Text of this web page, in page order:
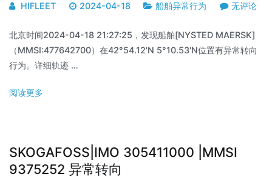
HIFLEET 2024-04-18 船舶异常行为 无评论
北京时间2024-04-18 21:27:25，发现船舶[NYSTED MAERSK]
（MMSI:477642700）在42°54.12'N 5°10.53'N位置有异常转向
行为。详细轨迹 …
阅读更多
SKOGAFOSS|IMO 305411000 |MMSI
9375252 异常转向